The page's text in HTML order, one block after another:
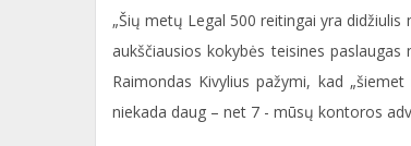
„Šių metų Legal 500 reitingai yra
aukščiausios kokybės teisines
Raimondas Kivylius pažymi, kad
niekada daug – net 7 - mūsų kontoros